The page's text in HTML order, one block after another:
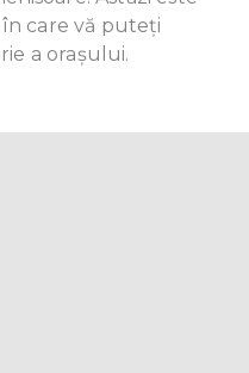
care vă puteți
a orașului.